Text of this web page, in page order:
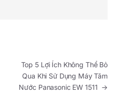
Top 5 Lợi Ích Không Thể Bỏ
Qua Khi Sử Dụng Máy Tăm
Nước Panasonic EW 1511 →